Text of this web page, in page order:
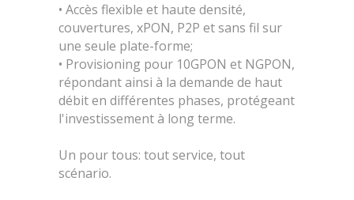
• Accès flexible et haute densité,
couvertures, xPON, P2P et sans fil sur
une seule plate-forme;
• Provisioning pour 10GPON et NGPON,
répondant ainsi à la demande de haut
débit en différentes phases, protégeant
l'investissement à long terme.
Un pour tous: tout service, tout
scénario.